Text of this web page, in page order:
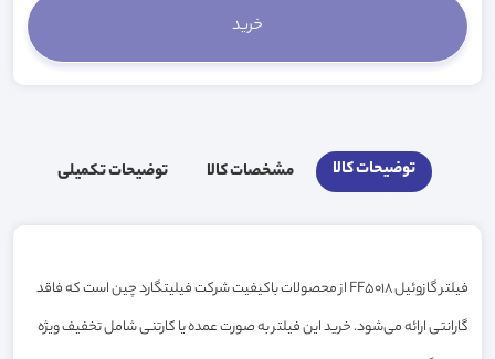
توضیحات کالا مشخصات کالا توضیحات تکمیلی
فیلتر گازوئیل FF5018 از محصولات باکیفیت شرکت فیلیتگارد چین است که فاقد
گارانتی ارائه می‌شود. خرید این فیلتر به صورت عمده یا کارتنی شامل تخفیف ویژه